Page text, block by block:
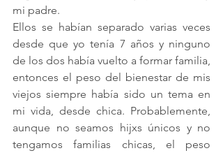
mi padre.
Ellos se habían separado varias veces
desde que yo tenía 7 años y ninguno
de los dos había vuelto a formar familia,
entonces el peso del bienestar de mis
viejos siempre había sido un tema en
mi vida, desde chica. Probablemente,
aunque no seamos hijxs únicos y no
tengamos familias chicas, el peso